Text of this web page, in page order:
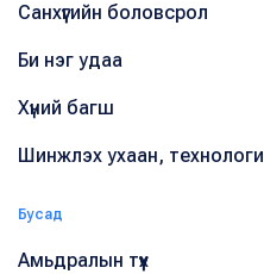
Санхүүгийн боловсрол
Би нэг удаа
Хүний багш
Шинжлэх ухаан, технологи
Бусад
Амьдралын түүх